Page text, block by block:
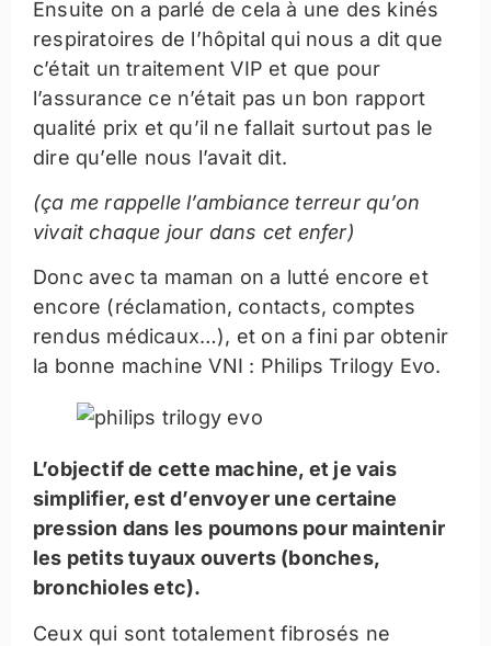
Ensuite on a parlé de cela à une des kinés
respiratoires de l’hôpital qui nous a dit que
c’était un traitement VIP et que pour
l’assurance ce n’était pas un bon rapport
qualité prix et qu’il ne fallait surtout pas le
dire qu’elle nous l’avait dit.
(ça me rappelle l’ambiance terreur qu’on
vivait chaque jour dans cet enfer)
Donc avec ta maman on a lutté encore et
encore (réclamation, contacts, comptes
rendus médicaux…), et on a fini par obtenir
la bonne machine VNI : Philips Trilogy Evo.
L’objectif de cette machine, et je vais
simplifier, est d’envoyer une certaine
pression dans les poumons pour maintenir
les petits tuyaux ouverts (bonches,
bronchioles etc).
Ceux qui sont totalement fibrosés ne